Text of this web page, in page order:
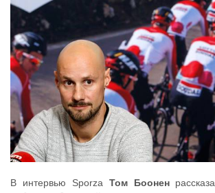
В интервью Sporza Том Боонен